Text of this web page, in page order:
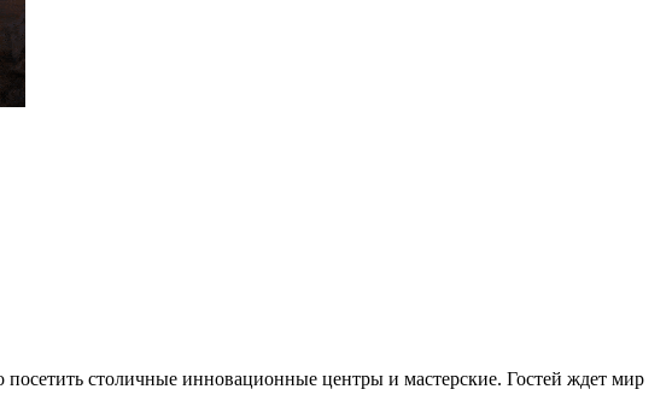
посетить столичные инновационные центры и мастерские. Гостей ждет мир